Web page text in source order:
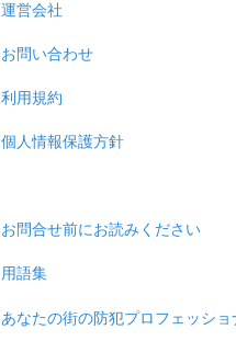
運営会社
お問い合わせ
利用規約
個人情報保護方針
お問合せ前にお読みください
用語集
あなたの街の防犯プロフェッショ